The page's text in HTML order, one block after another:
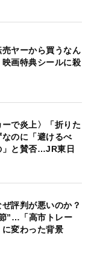
売ヤーから買うなん
画特典シールに殺
ーで炎上〉「折りた
のに「避けるべ
」と賛否…JR東日
評判が悪いのか？
”…「高市トレー
に変わった背景